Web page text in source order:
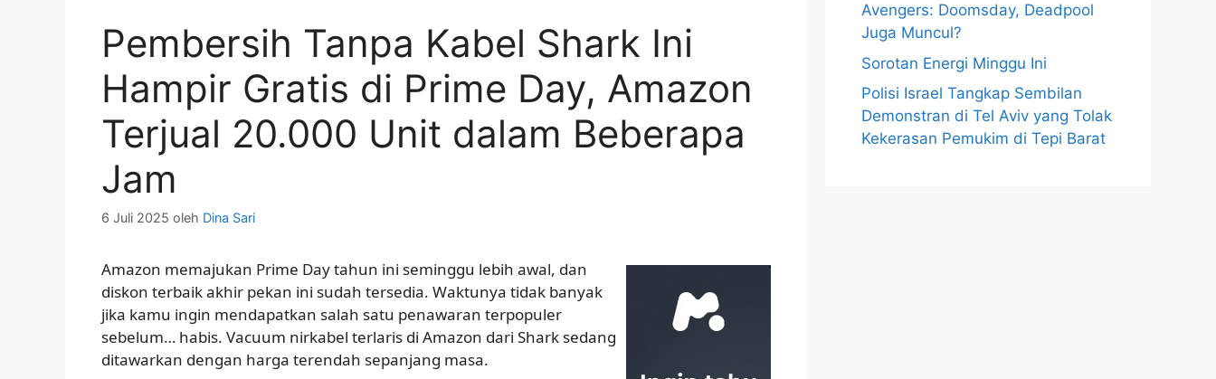
Pembersih Tanpa Kabel Shark Ini
Hampir Gratis di Prime Day, Amazon
Terjual 20.000 Unit dalam Beberapa
Jam
6 Juli 2025 oleh Dina Sari
Amazon memajukan Prime Day tahun ini seminggu lebih awal, dan
diskon terbaik akhir pekan ini sudah tersedia. Waktunya tidak banyak
jika kamu ingin mendapatkan salah satu penawaran terpopuler
sebelum… habis. Vacuum nirkabel terlaris di Amazon dari Shark sedang
ditawarkan dengan harga terendah sepanjang masa.
Avengers: Doomsday, Deadpool
Juga Muncul?
Sorotan Energi Minggu Ini
Polisi Israel Tangkap Sembilan
Demonstran di Tel Aviv yang Tolak
Kekerasan Pemukim di Tepi Barat